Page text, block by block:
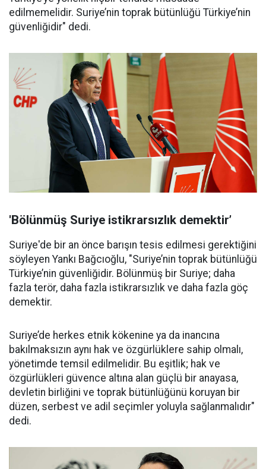
edilmemelidir. Suriye’nin toprak bütünlüğü Türkiye’nin
güvenliğidir" dedi.
'Bölünmüş Suriye istikrarsızlık demektir’
Suriye'de bir an önce barışın tesis edilmesi gerektiğini
söyleyen Yankı Bağcıoğlu, "Suriye’nin toprak bütünlüğü
Türkiye’nin güvenliğidir. Bölünmüş bir Suriye; daha
fazla terör, daha fazla istikrarsızlık ve daha fazla göç
demektir.
Suriye’de herkes etnik kökenine ya da inancına
bakılmaksızın aynı hak ve özgürlüklere sahip olmalı,
yönetimde temsil edilmelidir. Bu eşitlik; hak ve
özgürlükleri güvence altına alan güçlü bir anayasa,
devletin birliğini ve toprak bütünlüğünü koruyan bir
düzen, serbest ve adil seçimler yoluyla sağlanmalıdır"
dedi.